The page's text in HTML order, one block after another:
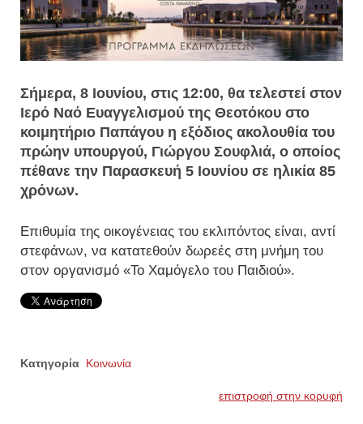
Σήμερα, 8 Ιουνίου, στις 12:00, θα τελεστεί στον
Ιερό Ναό Ευαγγελισμού της Θεοτόκου στο
κοιμητήριο Παπάγου η εξόδιος ακολουθία του
πρώην υπουργού, Γιώργου Σουφλιά, ο οποίος
πέθανε την Παρασκευή 5 Ιουνίου σε ηλικία 85
χρόνων.
Επιθυμία της οικογένειας του εκλιπόντος είναι, αντί
στεφάνων, να κατατεθούν δωρεές στη μνήμη του
στον οργανισμό «Το Χαμόγελο του Παιδιού».
Κατηγορία Κοινωνία
επιστροφή στην κορυφή